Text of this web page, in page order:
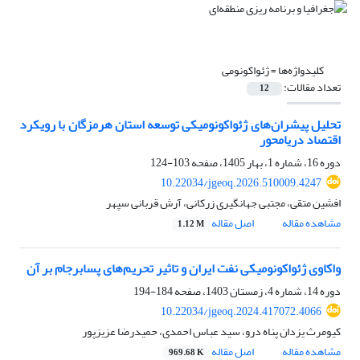
کلیدواژه‌ها =ژئواکونومی
تعداد مقالات: 12
تحلیل پیشران‌های ژئواکونومیکی توسعه استان هرمزگان با رویکرد
اقتصاد دریامحور
دوره 16، شماره 1، بهار 1405، صفحه
103-124
10.22034/jgeoq.2026.510009.4247
افشین متقی، مجتبی جهانگیری زرکانی، آرش قربانی سپهر
مشاهده مقاله
اصل مقاله 1.12 M
واکاوی ژئواکونومیکی نفت ایران و تاثیر تحریم‌های پسابرجام بر آن
دوره 14، شماره 4، زمستان 1403، صفحه
184-194
10.22034/jgeoq.2024.417072.4066
کیومرث یزدان پناه درو، سید عباس احمدی، حمیدرضا عزیزپور
مشاهده مقاله
اصل مقاله 969.68 K